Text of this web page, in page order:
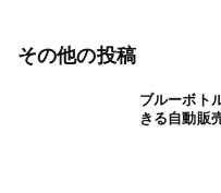
その他の投稿
ブルーボト
きる自動販